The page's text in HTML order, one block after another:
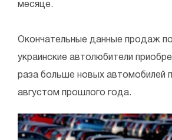
месяце.
Окончательные данные продаж
украинские автолюбители
раза больше новых автомобилей
августом прошлого года.